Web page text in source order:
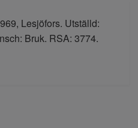
Lesjöfors. Utställd:
Bruk. RSA: 3774.